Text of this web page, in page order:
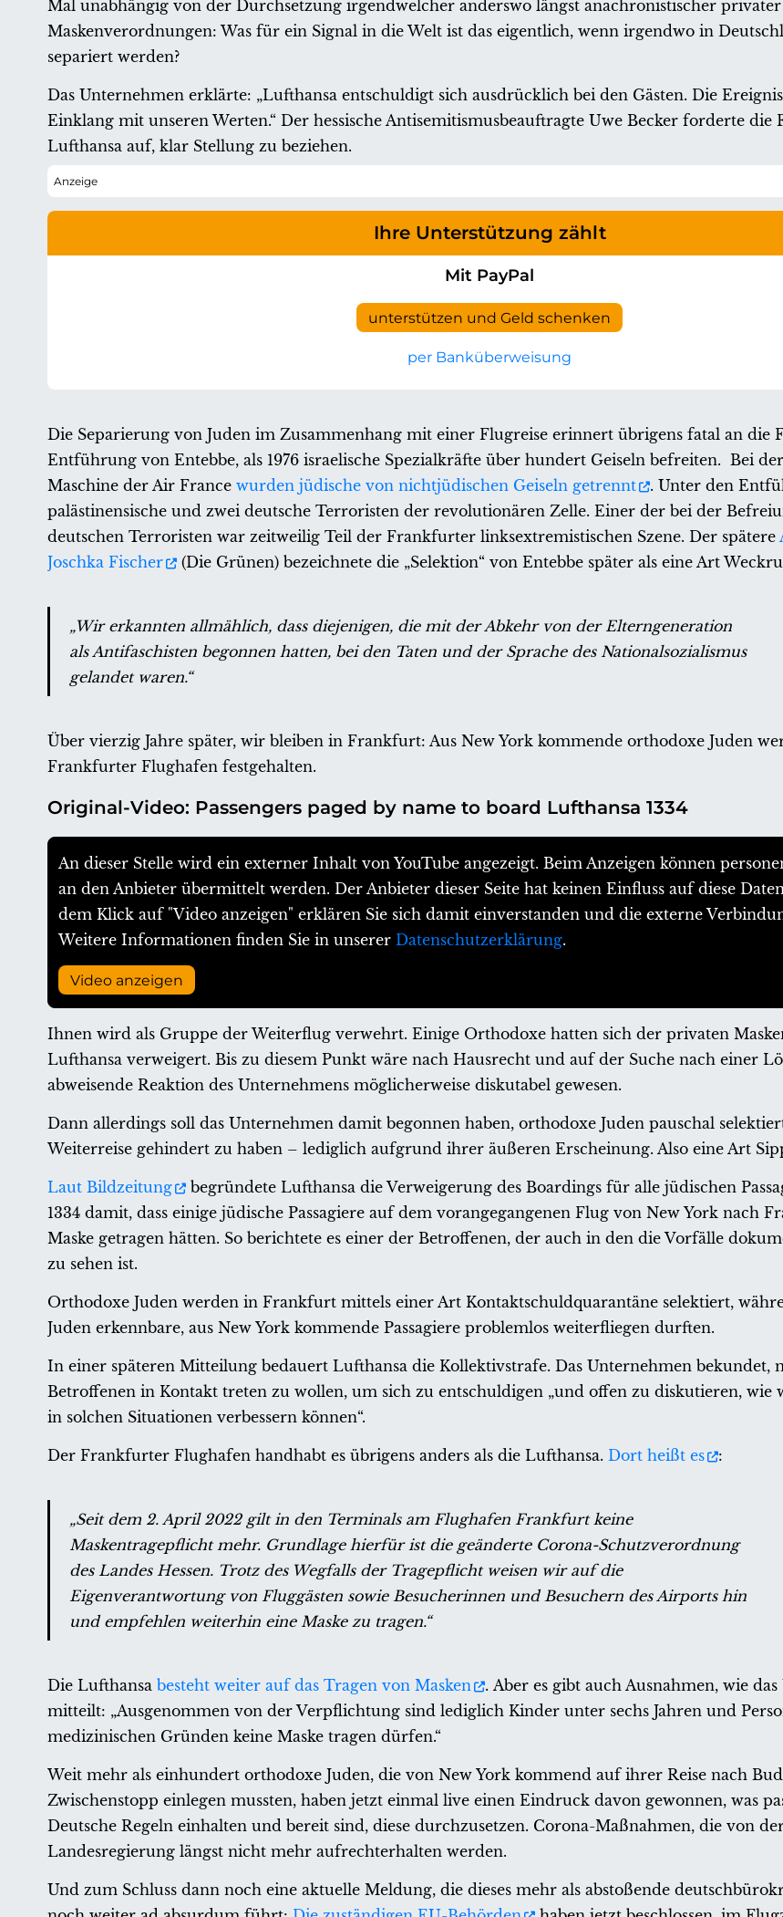
Mal unabhängig von der Durchsetzung irgendwelcher anderswo längst anachronistischer privater
Maskenverordnungen: Was für ein Signal in die Welt ist das eigentlich, wenn irgendwo in
separiert werden?
Das Unternehmen erklärte: „Lufthansa entschuldigt sich ausdrücklich bei den Gästen. Die
Einklang mit unseren Werten.“ Der hessische Antisemitismusbeauftragte Uwe Becker forderte die
Lufthansa auf, klar Stellung zu beziehen.
Ihre Unterstützung zählt
Mit PayPal
unterstützen und Geld schenken
per Banküberweisung
Die Separierung von Juden im Zusammenhang mit einer Flugreise erinnert übrigens fatal an die
Entführung von Entebbe, als 1976 israelische Spezialkräfte über hundert Geiseln befreiten. Bei
Maschine der Air France wurden jüdische von nichtjüdischen Geiseln getrennt
. Unter den
palästinensische und zwei deutsche Terroristen der revolutionären Zelle. Einer der bei der
deutschen Terroristen war zeitweilig Teil der Frankfurter linksextremistischen Szene. Der spätere
Joschka Fischer
(Die Grünen) bezeichnete die „Selektion“ von Entebbe später als eine Art
„Wir erkannten allmählich, dass diejenigen, die mit der Abkehr von der Elterngeneration
als Antifaschisten begonnen hatten, bei den Taten und der Sprache des Nationalsozialismus
gelandet waren.“
Über vierzig Jahre später, wir bleiben in Frankfurt: Aus New York kommende orthodoxe Juden
Frankfurter Flughafen festgehalten.
Original-Video: Passengers paged by name to board Lufthansa 1334
An dieser Stelle wird ein externer Inhalt von YouTube angezeigt. Beim Anzeigen können
an den Anbieter übermittelt werden. Der Anbieter dieser Seite hat keinen Einfluss auf diese
dem Klick auf "Video anzeigen" erklären Sie sich damit einverstanden und die externe
Weitere Informationen finden Sie in unserer Datenschutzerklärung.
Video anzeigen
Ihnen wird als Gruppe der Weiterflug verwehrt. Einige Orthodoxe hatten sich der privaten
Lufthansa verweigert. Bis zu diesem Punkt wäre nach Hausrecht und auf der Suche nach einer
abweisende Reaktion des Unternehmens möglicherweise diskutabel gewesen.
Dann allerdings soll das Unternehmen damit begonnen haben, orthodoxe Juden pauschal
Weiterreise gehindert zu haben – lediglich aufgrund ihrer äußeren Erscheinung. Also eine Art
Laut Bildzeitung
begründete Lufthansa die Verweigerung des Boardings für alle jüdischen
1334 damit, dass einige jüdische Passagiere auf dem vorangegangenen Flug von New York nach
Maske getragen hätten. So berichtete es einer der Betroffenen, der auch in den die Vorfälle
zu sehen ist.
Orthodoxe Juden werden in Frankfurt mittels einer Art Kontaktschuldquarantäne selektiert,
Juden erkennbare, aus New York kommende Passagiere problemlos weiterfliegen durften.
In einer späteren Mitteilung bedauert Lufthansa die Kollektivstrafe. Das Unternehmen bekundet,
Betroffenen in Kontakt treten zu wollen, um sich zu entschuldigen „und offen zu diskutieren, wie
in solchen Situationen verbessern können“.
Der Frankfurter Flughafen handhabt es übrigens anders als die Lufthansa. Dort heißt es :
„Seit dem 2. April 2022 gilt in den Terminals am Flughafen Frankfurt keine
Maskentragepflicht mehr. Grundlage hierfür ist die geänderte Corona-Schutzverordnung
des Landes Hessen. Trotz des Wegfalls der Tragepflicht weisen wir auf die
Eigenverantwortung von Fluggästen sowie Besucherinnen und Besuchern des Airports hin
und empfehlen weiterhin eine Maske zu tragen.“
Die Lufthansa besteht weiter auf das Tragen von Masken
. Aber es gibt auch Ausnahmen, wie
mitteilt: „Ausgenommen von der Verpflichtung sind lediglich Kinder unter sechs Jahren und
medizinischen Gründen keine Maske tragen dürfen.“
Weit mehr als einhundert orthodoxe Juden, die von New York kommend auf ihrer Reise nach
Zwischenstopp einlegen mussten, haben jetzt einmal live einen Eindruck davon gewonnen, was
Deutsche Regeln einhalten und bereit sind, diese durchzusetzen. Corona-Maßnahmen, die von
Landesregierung längst nicht mehr aufrechterhalten werden.
Und zum Schluss dann noch eine aktuelle Meldung, die dieses mehr als abstoßende